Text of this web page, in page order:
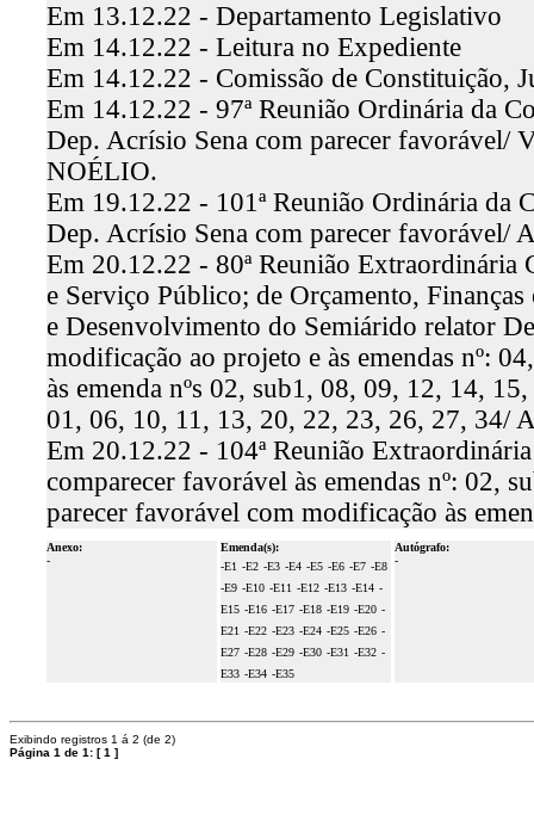
Em 13.12.22 - Departamento Legislativo
Em 14.12.22 - Leitura no Expediente
Em 14.12.22 - Comissão de Constituição,
Em 14.12.22 - 97ª Reunião Ordinária da
Dep. Acrísio Sena com parecer
NOÉLIO.
Em 19.12.22 - 101ª Reunião Ordinária da
Dep. Acrísio Sena com parecer favorável/
Em 20.12.22 - 80ª Reunião Extraordinária
e Serviço Público; de Orçamento,
e Desenvolvimento do Semiárido relator
modificação ao projeto e às emendas nº:
às emenda nºs 02, sub1, 08, 09, 12, 14,
01, 06, 10, 11, 13, 20, 22, 23, 26, 27, 34/
Em 20.12.22 - 104ª Reunião
comparecer favorável às emendas nº: 02,
parecer favorável com modificação às
Anexo:
-
Emenda(s):
-E1 -E2 -E3 -E4 -E5 -E6 -E7 -E8
-E9 -E10 -E11 -E12 -E13 -E14 -
E15 -E16 -E17 -E18 -E19 -E20 -
E21 -E22 -E23 -E24 -E25 -E26 -
E27 -E28 -E29 -E30 -E31 -E32 -
E33 -E34 -E35
Autógrafo:
-
Exibindo registros 1 á 2 (de 2)
Página 1 de 1: [1 ]